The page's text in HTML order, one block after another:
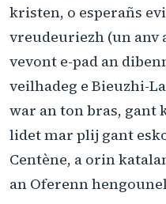
kristen, o esperañs
vreudeuriezh (un anv
vevont e-pad an
veilhadeg e Bieuzhi-
war an ton bras, gant
lidet mar plij gant
Centène, a orin
an Oferenn